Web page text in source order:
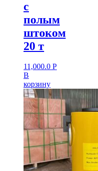
с
полым
штоком
20 т
11,000.0 Р
В
корзину